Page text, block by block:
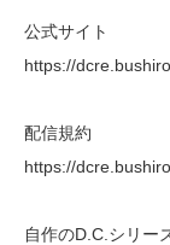
公式サイト
https://
配信規約
https://
自作のD.C.シリー